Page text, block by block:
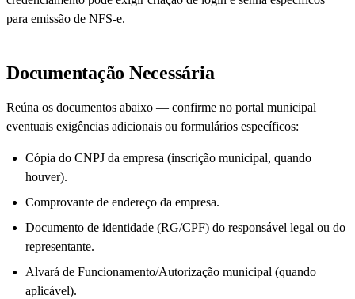
para emissão de NFS-e.
Documentação Necessária
Reúna os documentos abaixo — confirme no portal municipal
eventuais exigências adicionais ou formulários específicos:
Cópia do CNPJ da empresa (inscrição municipal, quando
houver).
Comprovante de endereço da empresa.
Documento de identidade (RG/CPF) do responsável legal ou do
representante.
Alvará de Funcionamento/Autorização municipal (quando
aplicável).